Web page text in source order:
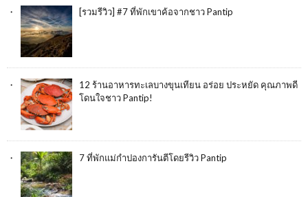
[รวมรีวิว] #7 ที่พักเขาค้อจากชาว Pantip
12 ร้านอาหารทะเลบางขุนเทียน อร่อย ประหยัด คุณภาพดี
โดนใจชาว Pantip!
7 ที่พักแม่กำปองการันตีโดยรีวิว Pantip